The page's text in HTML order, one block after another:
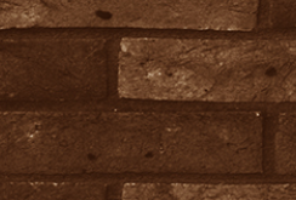
Dịch vụ chỉnh sửa sản phẩm